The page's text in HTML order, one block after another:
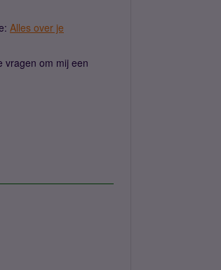
Alles over je
vragen om mij een